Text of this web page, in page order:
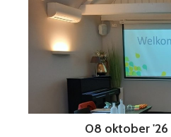
08 oktober '26